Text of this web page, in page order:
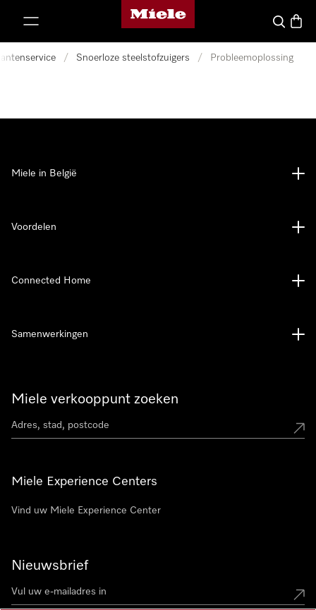
Miele homepage
Wat zoek
/ Snoerloze steelstofzuigers / Probleemoplossing
Miele verkooppunt zoeken
Miele Experience Centers
Vind uw Miele Experience Center
Nieuwsbrief
Miele in België
Voordelen
Connected Home
Samenwerkingen